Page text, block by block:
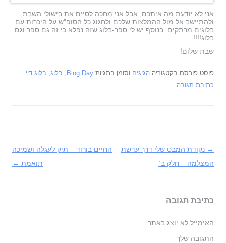
אני לא יודעת מה איתכם, אבל אני מחכה לסיים את בישולי השבת,
ולהתיישב אל מול ההמלצות שלכם ולחגוג כל הסופ"ש על היכרות עם
בלוגים מרתקים. בנוסף יש לי ספר-בלוג שזה נפלא כי זה גם ספר וגם
בלוג!!!!
שבת שלום!
פוסט פורסם בקטגוריה הגיגים וסומן בתגיות Blog Day בלוג בלוג דיי
כתיבת תגובה
ניווט
בפוסטים
→ נקודת המבט שלי דרך עדשת
המצלמה – חלק ב`
החיים בורוד – תיק לעגלה ושמיכה
תואמת ←
כתיבת תגובה
האימייל לא יוצג באתר.
התגובה שלך